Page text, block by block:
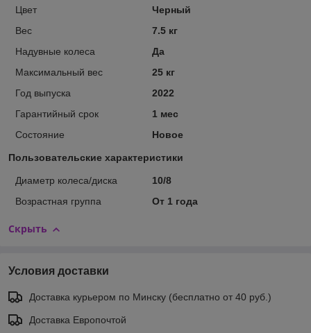
Цвет
Черный
Вес
7.5 кг
Надувные колеса
Да
Максимальный вес
25 кг
Год выпуска
2022
Гарантийный срок
1 мес
Состояние
Новое
Пользовательские характеристики
Диаметр колеса/диска
10/8
Возрастная группа
От 1 года
Скрыть
Условия доставки
Доставка курьером по Минску (бесплатно от 40 руб.)
Доставка Европочтой